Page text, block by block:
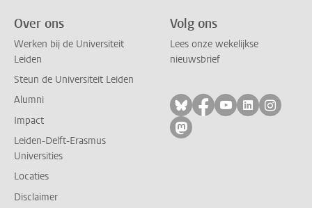
Over ons
Werken bij de Universiteit
Leiden
Steun de Universiteit Leiden
Alumni
Impact
Leiden-Delft-Erasmus
Universities
Locaties
Disclaimer
Volg ons
Lees onze wekelijkse
nieuwsbrief
Volg ons op bluesky
Volg ons op
Volg ons op
Volg ons
Volg
Volg ons op mastodon